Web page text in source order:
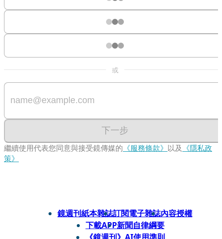
或
下一步
繼續使用代表您同意與接受鏡傳媒的 《服務條款》 以及 《隱私政
策》
鏡週刊紙本雜誌訂閱電子雜誌內容授權
下載APP新聞自律綱要